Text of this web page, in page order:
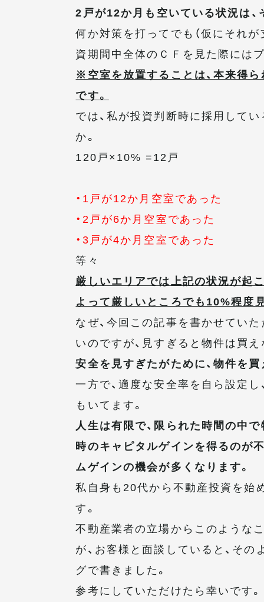
2戸が12か月も空いている状況は
何か対策を打ってでも（仮にそれ
資期間中全体のＣＦを見た際には
※空室を放置することは、本来得
です。
では、私が投資判断時に採用して
か。
120戸×10% =12戸
・1戸が12か月空室であった
・2戸が6か月空室であった
・3戸が4か月空室であった
等々
厳しいエリアでは上記の状況が起
よって厳しいところでも10%程度
なぜ、今回この記事を書かせてい
いのですが、見すぎると物件は買
安全を見すぎたがために、物件を
一方で、適度な安全率を自ら設定
もいてます。
人生は有限で、限られた時間の中
時のキャピタルゲインを得るのが
ムゲインの機会が多くなります。
私自身も20代から不動産投資を始
す。
不動産業者の立場からこのような
が、お客様と面談していると、そ
グで書きました。
参考にしていただけたら幸いです。